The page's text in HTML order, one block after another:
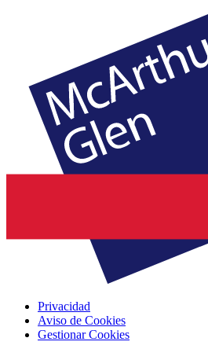
Privacidad
Aviso de Cookies
Gestionar Cookies